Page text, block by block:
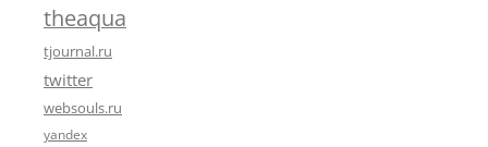
theaqua
tjournal.ru
twitter
websouls.ru
yandex